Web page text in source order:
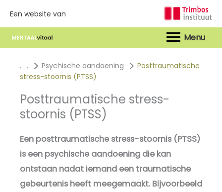
Een website van
. . . Psychische aandoening
Posttraumatische
stress-stoornis (PTSS)
Posttraumatische stress-
stoornis (PTSS)
Een posttraumatische stress-stoornis (PTSS)
is een psychische aandoening die kan
ontstaan nadat iemand een traumatische
gebeurtenis heeft meegemaakt. Bijvoorbeeld